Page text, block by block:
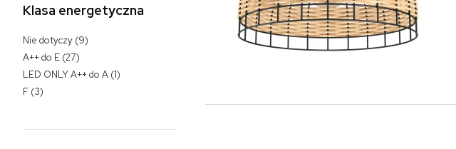
Klasa energetyczna
Nie dotyczy (9)
A++ do E (27)
LED ONLY A++ do A (1)
F (3)